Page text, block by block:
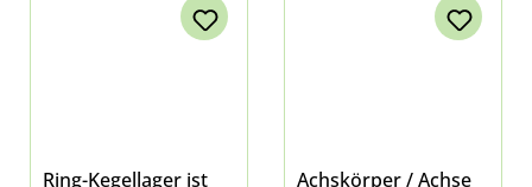
Ring-Kegellager ist
Achskörper / Achse